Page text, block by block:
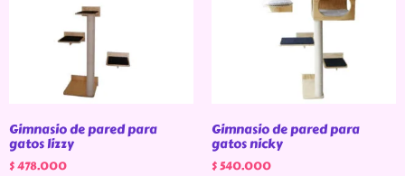
Gimnasio de pared para
gatos lizzy
$478.000
Gimnasio de pared para
gatos nicky
$540.000